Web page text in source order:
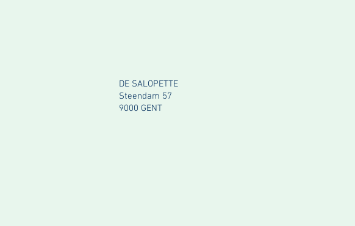
DE SALOPETTE
Steendam 57
9000 GENT